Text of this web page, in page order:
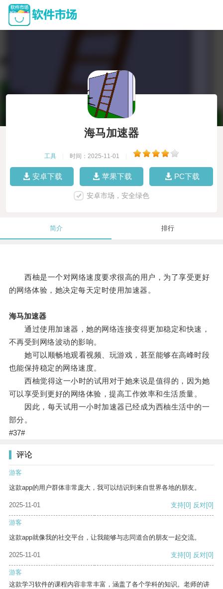
海马加速器
工具 时间：2025-11-01
安卓下载 苹果下载 PC下载
安卓市场，安全绿色
简介 排行
西柚是一个对网络速度要求很高的用户，为了享受更好
的网络体验，她决定每天定时使用加速器。
海马加速器
通过使用加速器，她的网络连接变得更加稳定和快速，
不再受到网络波动的影响。
她可以顺畅地观看视频、玩游戏，甚至能够在高峰时段
也能保持稳定的网络速度。
西柚觉得这一小时的试用对于她来说是值得的，因为她
可以享受到更好的网络体验，提高工作效率和生活质量。
因此，每天试用一小时加速器已经成为西柚生活中的一
部分。
#37#
评论
游客
这款app的用户群体非常庞大，我可以结识到来自世界各地的朋友。
2025-11-01 支持[0] 反对[0]
游客
这款app就像我的社交平台，让我能够与志同道合的朋友一起交流。
2025-11-01 支持[0] 反对[0]
游客
这款学习软件的课程内容非常丰富，涵盖了各个学科的知识。老师的讲